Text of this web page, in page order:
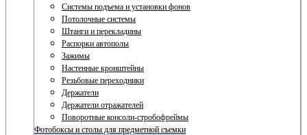
Системы подъема и установки фонов
Потолочные системы
Штанги и перекладины
Распорки автополы
Зажимы
Настенные кронштейны
Резьбовые переходники
Держатели
Держатели отражателей
Поворотные консоли-стробофреймы
Фотобоксы и столы для предметной съемки